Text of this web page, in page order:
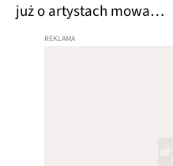
już o artystach mowa…